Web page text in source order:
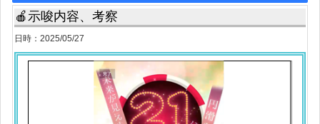
🍎示唆内容、考察
日時：2025/05/27